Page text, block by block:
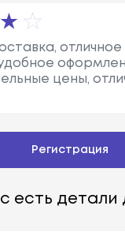
отличное
цены,
Регистрация
есть детали